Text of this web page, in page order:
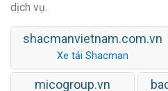
dịch vụ.
shacmanvietnam.com.vn
Xe tải Shacman
micogroup.vn